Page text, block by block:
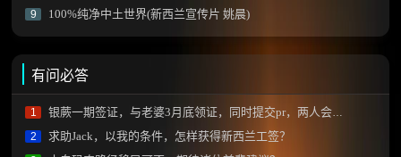
9 100%纯净中土世界(新西兰宣传片 姚晨)
有问必答
1 银蕨一期签证，与老婆3月底领证，同时提交pr，两人会同时被拒吗？
2 求助Jack，以我的条件，怎样获得新西兰工签？